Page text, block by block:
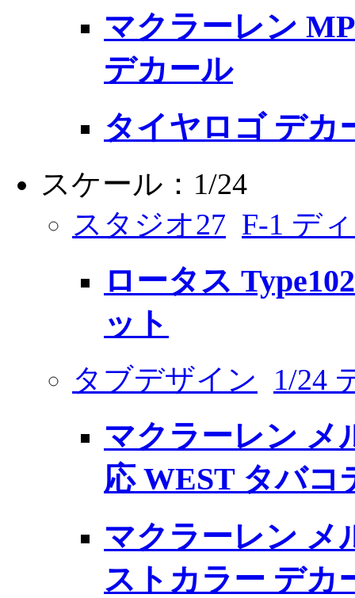
マクラーレン
デカール
タイヤロゴ デカ
スケール：1/24
スタジオ27 F-1 デ
ロータス
ット
タブデザイン 1/24
マクラーレン メ
応 WEST タバコ
マクラーレン メ
ストカラー デカ